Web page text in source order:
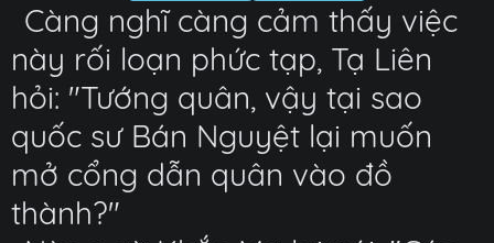
Càng nghĩ càng cảm thấy việc
này rối loạn phức tạp, Tạ Liên
hỏi: "Tướng quân, vậy tại sao
quốc sư Bán Nguyệt lại muốn
mở cổng dẫn quân vào đồ
thành?"